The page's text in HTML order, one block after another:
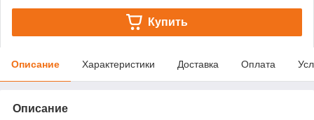
Купить
Описание Характеристики Доставка Оплата
Описание